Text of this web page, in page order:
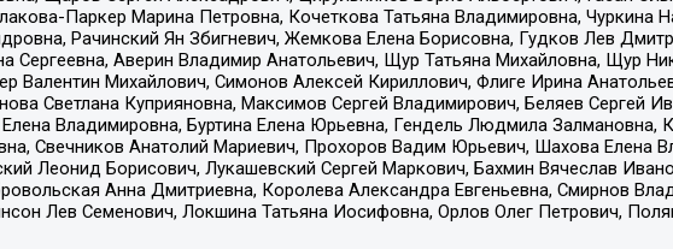
Паркер Марина Петровна, Кочеткова Татьяна Владимировна, Чуркина
Рачинский Ян Збигневич, Жемкова Елена Борисовна, Гудков Лев
Сергеевна, Аверин Владимир Анатольевич, Щур Татьяна Михайловна, Щур
Валентин Михайлович, Симонов Алексей Кириллович, Флиге Ирина
Светлана Куприяновна, Максимов Сергей Владимирович, Беляев Сергей
Владимировна, Буртина Елена Юрьевна, Гендель Людмила Залмановна,
Свечников Анатолий Мариевич, Прохоров Вадим Юрьевич, Шахова Елена
Леонид Борисович, Лукашевский Сергей Маркович, Бахмин Вячеслав
Анна Дмитриевна, Королева Александра Евгеньевна, Смирнов
Лев Семенович, Локшина Татьяна Иосифовна, Орлов Олег Петрович,